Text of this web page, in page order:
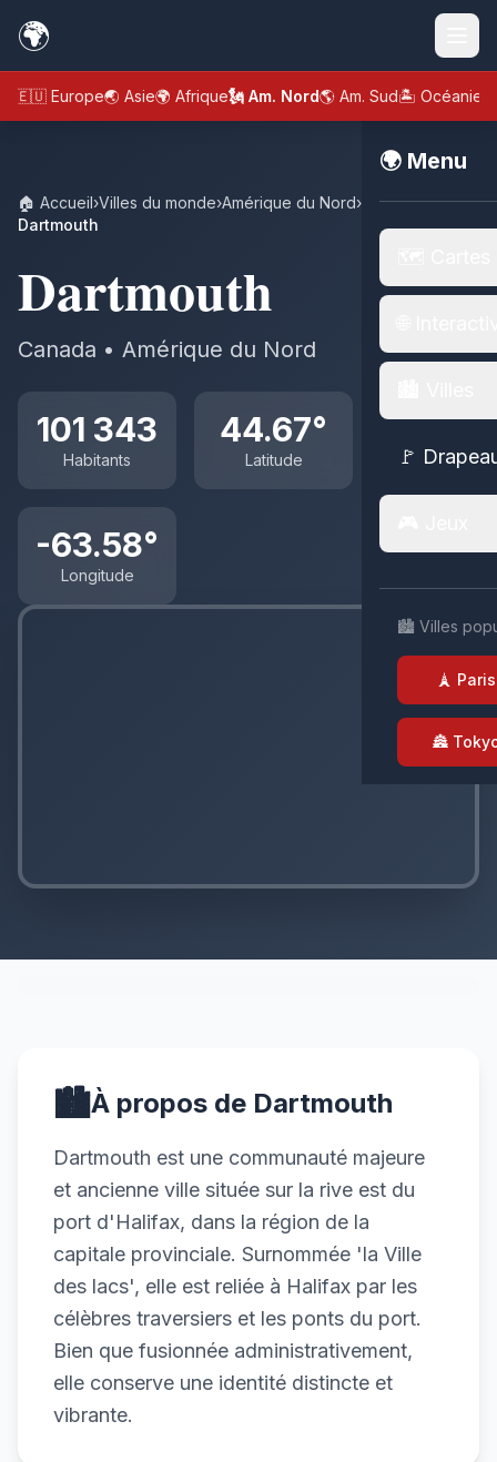
🌍
🇪🇺 Europe🌏 Asie🌍 Afrique🗽 Am. Nord🌎 Am. Sud🏝️ Océanie
🌍 Menu
🚩
🏙️ Villes
🗼 Paris
🏯
🏠 Accueil›Villes du monde›Amérique du Nord› Canada›
Dartmouth
Dartmouth
Canada • Amérique du Nord
101 343
Habitants
44.67°
Latitude
-63.58°
Longitude
🏙️À propos de Dartmouth
Dartmouth est une communauté majeure
et ancienne ville située sur la rive est du
port d'Halifax, dans la région de la
capitale provinciale. Surnommée 'la Ville
des lacs', elle est reliée à Halifax par les
célèbres traversiers et les ponts du port.
Bien que fusionnée administrativement,
elle conserve une identité distincte et
vibrante.